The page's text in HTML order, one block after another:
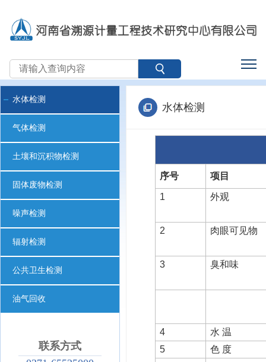
水体检测
气体检测
土壤和沉积物检测
固体废物检测
噪声检测
辐射检测
公共卫生检测
油气回收
联系方式
水体检测
序号 项目
1 外观
2 肉眼可见物
3 臭和味
4
水 温
5
色 度